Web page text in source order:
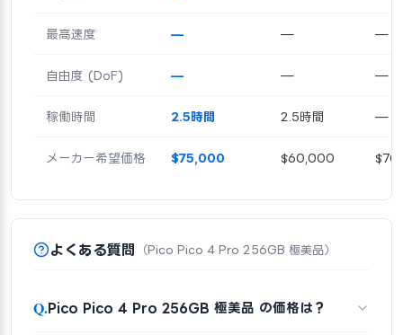
最高速度 — — —
自由度 (DoF) — — —
稼働時間 2.5時間 2.5時間 —
メーカー希望価格 $75,000 $60,000
よくある質問 （Pico Pico 4 Pro 256GB 極美品）
Q.Pico Pico 4 Pro 256GB 極美品 の価格は？